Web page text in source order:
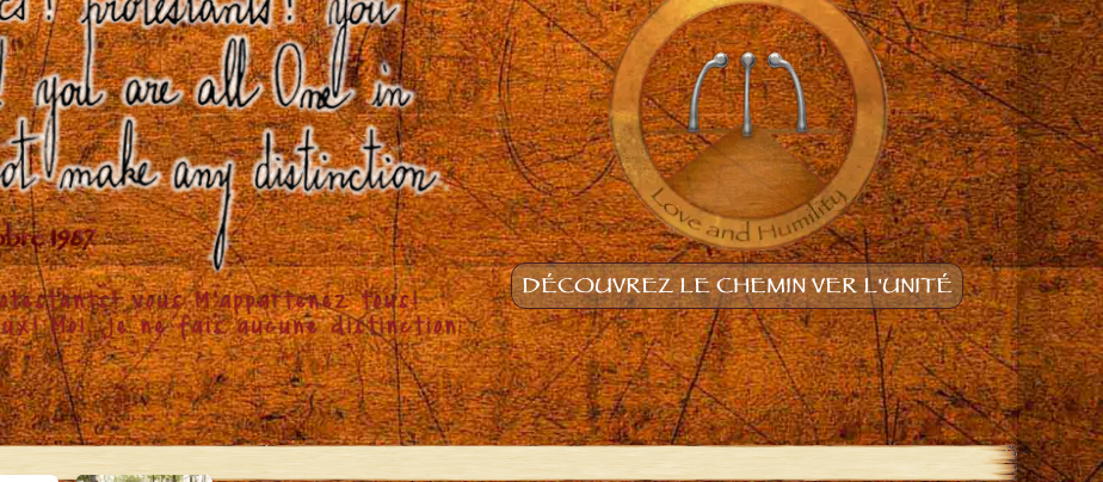
DÉCOUVREZ LE CHEMIN VER L'UNITÉ